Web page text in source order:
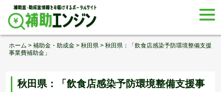
Skip
content
ホーム > 補助金・助成金 > 秋田県 > 秋田県：「飲食店感染予防環境整備支援
事業費補助金」
秋田県：「飲食店感染予防環境整備支援事